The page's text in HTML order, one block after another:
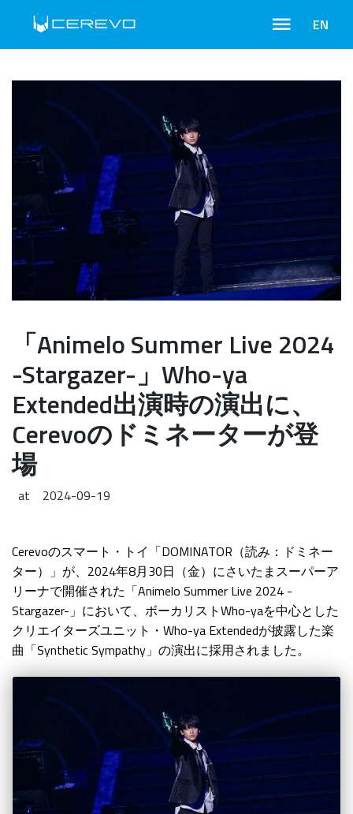
EN
「Animelo Summer Live 2024
-Stargazer-」Who-ya
Extended出演時の演出に、
Cerevoのドミネーターが登
場
at 2024-09-19
Cerevoのスマート・トイ「DOMINATOR（読み：ドミネー
ター）」が、2024年8月30日（金）にさいたまスーパーア
リーナで開催された「Animelo Summer Live 2024 -
Stargazer-」において、ボーカリストWho-yaを中心とした
クリエイターズユニット・Who-ya Extendedが披露した楽
曲「Synthetic Sympathy」の演出に採用されました。